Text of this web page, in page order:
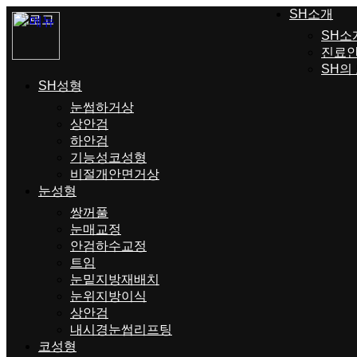
SH소개
SH소
진료
SH의
SH성형
눈썹하거상
상안검
하안검
기능성코성형
비절개안면거상
눈성형
쌍꺼풀
눈매교정
안검하수교정
트임
눈밑지방재배치
눈위지방이식
상안검
내시경눈썹리프팅
코성형